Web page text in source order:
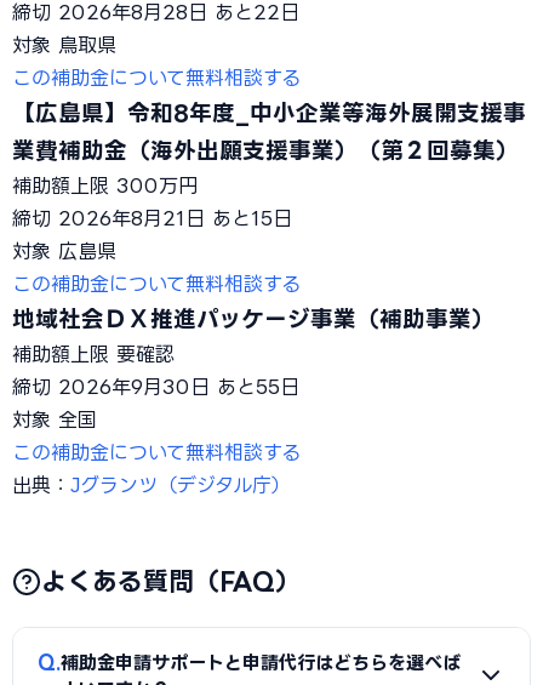
締切 2026年8月28日
あと22日
対象 鳥取県
この補助金について無料相談する
【広島県】令和8年度_中小企業等海外展開支援事
業費補助金（海外出願支援事業）（第２回募集）
補助額上限 300万円
締切 2026年8月21日
あと15日
対象 広島県
この補助金について無料相談する
地域社会ＤＸ推進パッケージ事業（補助事業）
補助額上限 要確認
締切 2026年9月30日
あと55日
対象 全国
この補助金について無料相談する
出典： Jグランツ（デジタル庁）
よくある質問（FAQ）
Q 補助金申請サポートと申請代行はどちらを選べば